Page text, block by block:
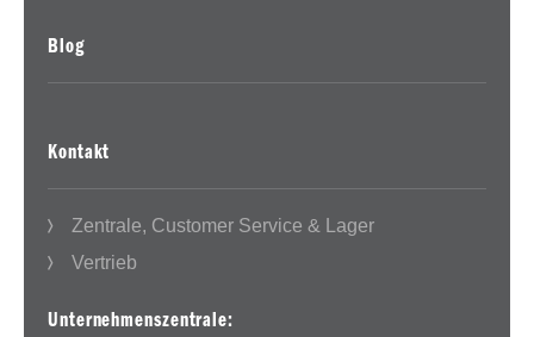
Blog
Kontakt
Zentrale, Customer Service & Lager
Vertrieb
Unternehmenszentrale: